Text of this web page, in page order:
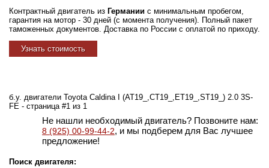
Контрактный двигатель из Германии с минимальным пробегом,
гарантия на мотор - 30 дней (с момента получения). Полный пакет
таможенных документов. Доставка по России с оплатой по приходу.
Узнать стоимость
б.у. двигатели Toyota Caldina I (AT19_,CT19_,ET19_,ST19_) 2.0 3S-
FE - страница #1 из 1
Не нашли необходимый двигатель? Позвоните нам:
8 (925) 00-99-44-2, и мы подберем для Вас лучшее
предложение!
Поиск двигателя: